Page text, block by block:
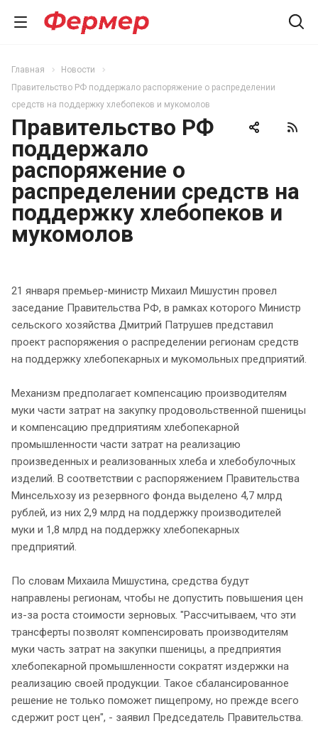
Главная
Новости
Правительство РФ поддержало распоряжение о распределении
средств на поддержку хлебопеков и мукомолов
Правительство РФ
поддержало
распоряжение о
распределении средств на
поддержку хлебопеков и
мукомолов
21 января премьер-министр Михаил Мишустин провел
заседание Правительства РФ, в рамках которого Министр
сельского хозяйства Дмитрий Патрушев представил
проект распоряжения о распределении регионам средств
на поддержку хлебопекарных и мукомольных предприятий.
Механизм предполагает компенсацию производителям
муки части затрат на закупку продовольственной пшеницы
и компенсацию предприятиям хлебопекарной
промышленности части затрат на реализацию
произведенных и реализованных хлеба и хлебобулочных
изделий. В соответствии с распоряжением Правительства
Минсельхозу из резервного фонда выделено 4,7 млрд
рублей, из них 2,9 млрд на поддержку производителей
муки и 1,8 млрд на поддержку хлебопекарных
предприятий.
По словам Михаила Мишустина, средства будут
направлены регионам, чтобы не допустить повышения цен
из-за роста стоимости зерновых. "Рассчитываем, что эти
трансферты позволят компенсировать производителям
муки часть затрат на закупки пшеницы, а предприятия
хлебопекарной промышленности сократят издержки на
реализацию своей продукции. Такое сбалансированное
решение не только поможет пищепрому, но прежде всего
сдержит рост цен", - заявил Председатель Правительства.